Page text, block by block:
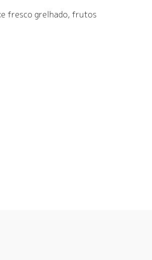
fresco grelhado, frutos